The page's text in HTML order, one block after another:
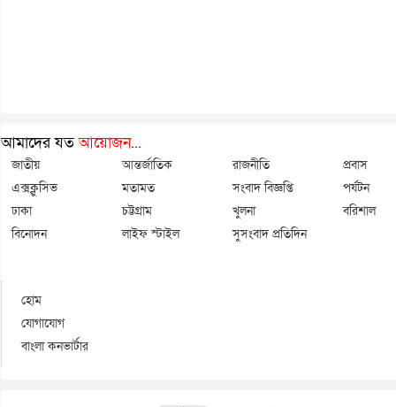
আমাদের যতআয়োজন...
জাতীয় আন্তর্জাতিক রাজনীতি
প্রবাস
এক্সক্লুসিভ
মতামত সংবাদ বিজ্ঞপ্তি
পর্যটন
ঢাকা
চট্টগ্রাম খুলনা
বরিশাল
বিনোদন
লাইফ স্টাইল সুসংবাদ প্রতিদিন
হোম
যোগাযোগ
বাংলা কনভার্টার